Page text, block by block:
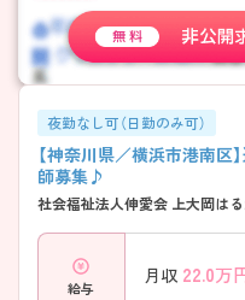
夜勤なし可（日勤のみ可）
【神奈川県／横浜市港南
師募集♪
社会福祉法人伸愛会 上大岡は
給与
月収 22.0万